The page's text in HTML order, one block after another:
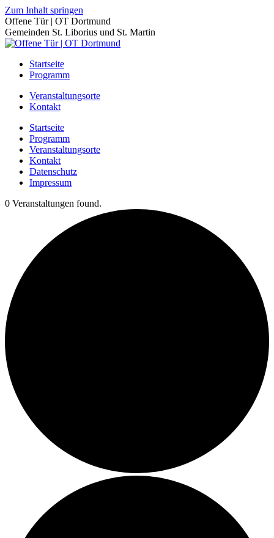
Zum Inhalt springen
Offene Tür | OT Dortmund
Gemeinden St. Liborius und St. Martin
Startseite
Programm
Veranstaltungsorte
Kontakt
Startseite
Programm
Veranstaltungsorte
Kontakt
Datenschutz
Impressum
0 Veranstaltungen found.